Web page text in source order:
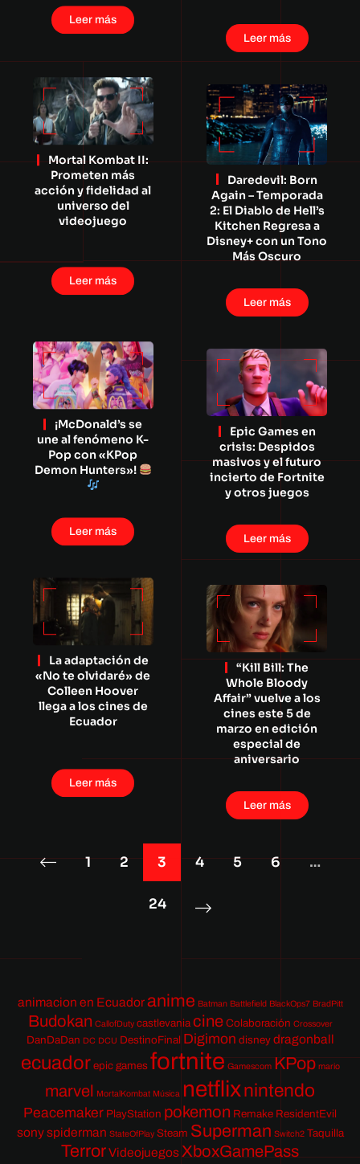
Leer más
Leer más
Mortal Kombat II:
Prometen más
acción y fidelidad al
universo del
videojuego
Leer más
Daredevil: Born
Again – Temporada
2: El Diablo de Hell’s
Kitchen Regresa a
Disney+ con un Tono
Más Oscuro
Leer más
¡McDonald’s se
une al fenómeno K-
Pop con «KPop
Demon Hunters»!
Leer más
Epic Games en
crisis: Despidos
masivos y el futuro
incierto de Fortnite
y otros juegos
Leer más
La adaptación de
«No te olvidaré» de
Colleen Hoover
llega a los cines de
Ecuador
Leer más
“Kill Bill: The
Whole Bloody
Affair” vuelve a los
cines este 5 de
marzo en edición
especial de
aniversario
Leer más
1 2 3 4 5 6 …
24
animacion en Ecuador anime Batman Battlefield BlackOps7 BradPitt
Budokan CallofDuty castlevania cine Colaboración Crossover
DanDaDan DC DCU DestinoFinal Digimon disney dragonball
ecuador epic games fortnite Gamescom KPop mario
marvel MortalKombat Música netflixnintendo
Peacemaker PlayStation pokemon Remake ResidentEvil
sony spiderman StateOfPlay Steam Superman Switch2 Taquilla
TerrorVideojuegos XboxGamePass